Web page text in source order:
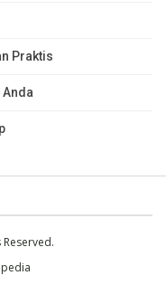
Praktis